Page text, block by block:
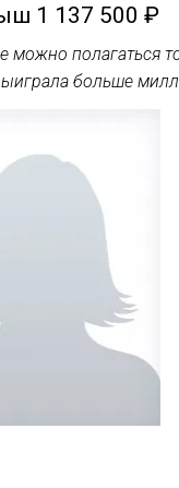
1 137 500 ₽
можно полагаться
больше